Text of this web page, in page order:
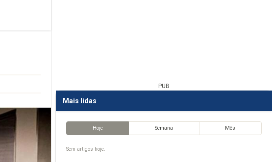
PUB
Mais lidas
Hoje Semana Mês
Sem artigos hoje.